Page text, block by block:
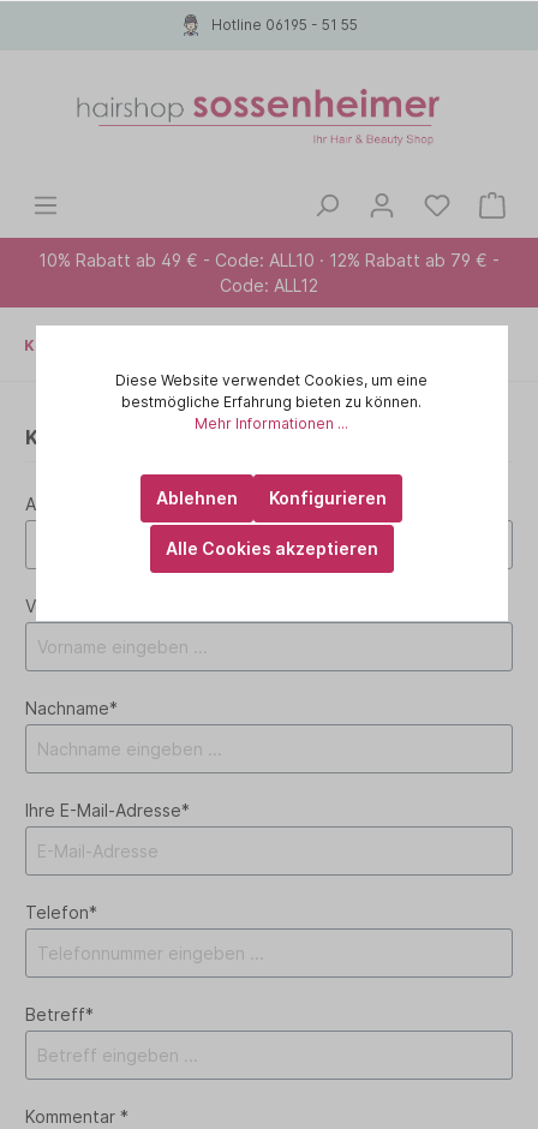
Hotline 06195 - 51 55
10% Rabatt ab 49 € - Code: ALL10 · 12% Rabatt ab 79 € -
Code: ALL12
Kontaktformular
Kontaktformular
Anrede *
Vorname*
Nachname*
Ihre E-Mail-Adresse*
Telefon*
Betreff*
Kommentar *
Diese Website verwendet Cookies, um eine
bestmögliche Erfahrung bieten zu können.
Mehr Informationen ...
Ablehnen Konfigurieren
Alle Cookies akzeptieren